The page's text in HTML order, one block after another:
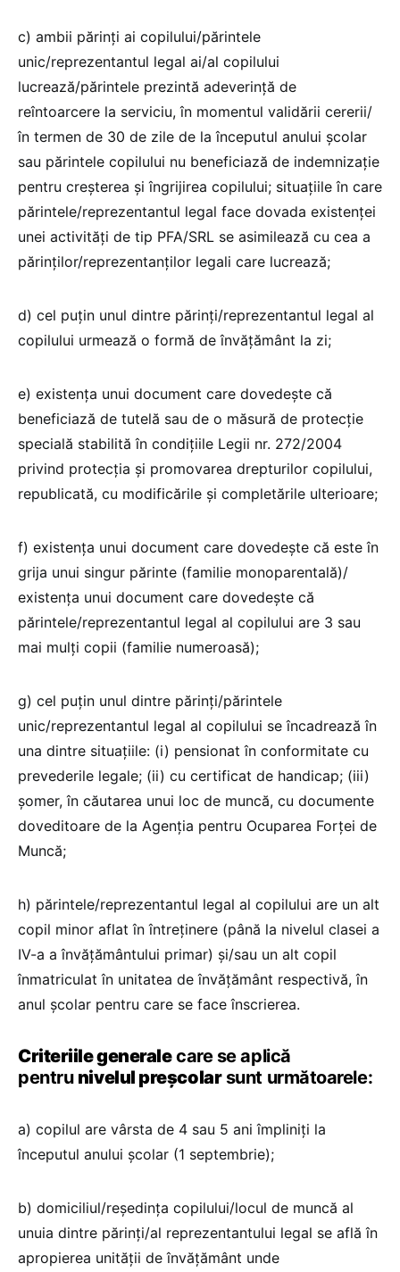
c) ambii părinți ai copilului/părintele
unic/reprezentantul legal ai/al copilului
lucrează/părintele prezintă adeverință de
reîntoarcere la serviciu, în momentul validării cererii/
în termen de 30 de zile de la începutul anului școlar
sau părintele copilului nu beneficiază de indemnizație
pentru creșterea și îngrijirea copilului; situațiile în care
părintele/reprezentantul legal face dovada existenței
unei activități de tip PFA/SRL se asimilează cu cea a
părinților/reprezentanților legali care lucrează;
d) cel puțin unul dintre părinți/reprezentantul legal al
copilului urmează o formă de învățământ la zi;
e) existența unui document care dovedește că
beneficiază de tutelă sau de o măsură de protecție
specială stabilită în condițiile Legii nr. 272/2004
privind protecția și promovarea drepturilor copilului,
republicată, cu modificările și completările ulterioare;
f) existența unui document care dovedește că este în
grija unui singur părinte (familie monoparentală)/
existența unui document care dovedește că
părintele/reprezentantul legal al copilului are 3 sau
mai mulți copii (familie numeroasă);
g) cel puțin unul dintre părinți/părintele
unic/reprezentantul legal al copilului se încadrează în
una dintre situațiile: (i) pensionat în conformitate cu
prevederile legale; (ii) cu certificat de handicap; (iii)
șomer, în căutarea unui loc de muncă, cu documente
doveditoare de la Agenția pentru Ocuparea Forței de
Muncă;
h) părintele/reprezentantul legal al copilului are un alt
copil minor aflat în întreținere (până la nivelul clasei a
IV-a a învățământului primar) și/sau un alt copil
înmatriculat în unitatea de învățământ respectivă, în
anul școlar pentru care se face înscrierea.
Criteriile generalecare se aplică
pentru nivelul preșcolarsunt următoarele:
a) copilul are vârsta de 4 sau 5 ani împliniți la
începutul anului școlar (1 septembrie);
b) domiciliul/reședința copilului/locul de muncă al
unuia dintre părinți/al reprezentantului legal se află în
apropierea unității de învățământ unde